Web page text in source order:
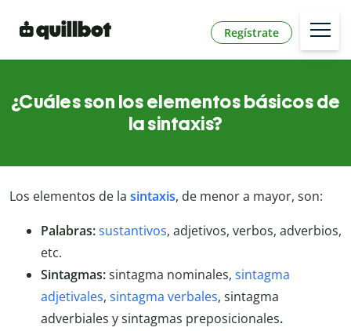
Regístrate
¿Cuáles son los elementos básicos de
la sintaxis?
Los elementos de la sintaxis, de menor a mayor, son:
Palabras:sustantivos, adjetivos, verbos, adverbios,
etc.
Sintagmas:sintagma nominales, sintagma
adjetivales, sintagma verbales, sintagma
adverbiales y sintagmas preposicionales.